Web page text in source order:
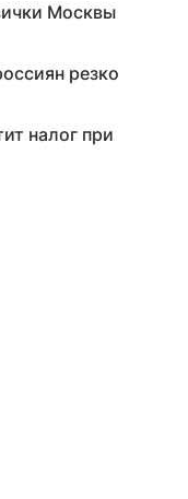
Москвы
резко
налог при